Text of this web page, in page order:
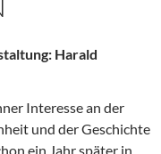
Harald
Interesse an der
und der Geschichte
ein Jahr später in